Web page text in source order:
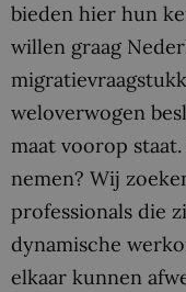
bieden hier hun
willen graag
weloverwogen
maat voorop
nemen? Wij
professionals die
dynamische
elkaar kunnen